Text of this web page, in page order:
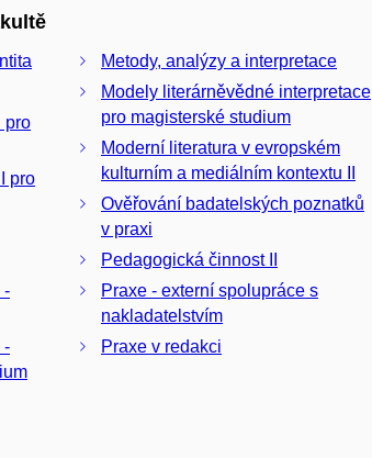
pro
pro
-
-
Metody, analýzy a interpretace
Modely literárněvědné interpretace
pro magisterské studium
Moderní literatura v evropském
kulturním a mediálním kontextu II
Ověřování badatelských poznatků
v praxi
Pedagogická činnost II
Praxe - externí spolupráce s
nakladatelstvím
Praxe v redakci